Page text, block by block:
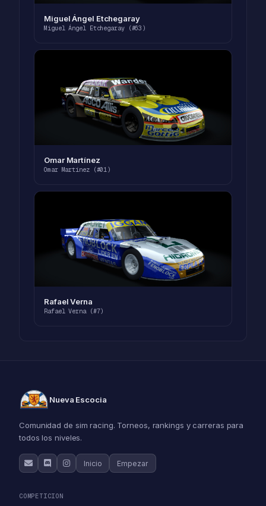
Miguel Ángel Etchegaray
Miguel Ángel Etchegaray (#63)
Omar Martínez
Omar Martínez (#01)
Rafael Verna
Rafael Verna (#7)
Nueva Escocia
Comunidad de sim racing. Torneos, rankings y carreras para
todos los niveles.
Inicio Empezar
COMPETICION